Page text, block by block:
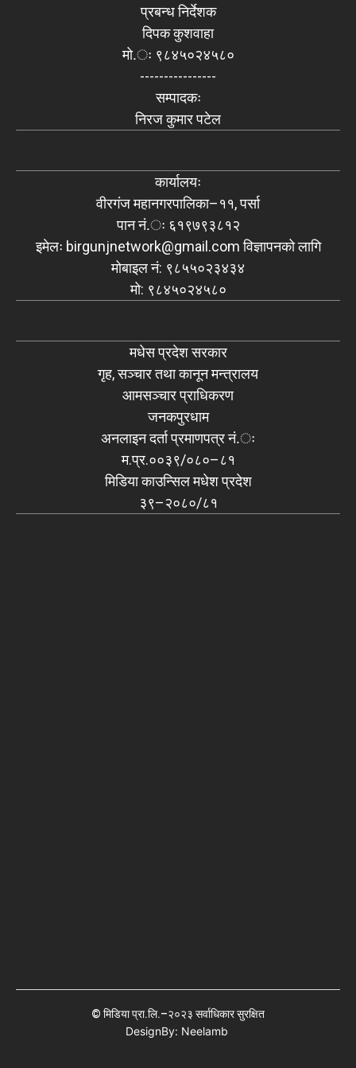
प्रबन्ध निर्देशक
दिपक कुशवाहा
मो.ः ९८४५०२४५८०
----------------
सम्पादकः
निरज कुमार पटेल
कार्यालयः
वीरगंज महानगरपालिका–११, पर्सा
पान नं.ः ६१९७९३८१२
इमेलः birgunjnetwork@gmail.comविज्ञापनको लागि
मोबाइल नं: ९८५५०२३४३४
मो: ९८४५०२४५८०
मधेस प्रदेश सरकार
गृह, सञ्चार तथा कानून मन्त्रालय
आमसञ्चार प्राधिकरण
जनकपुरधाम
अनलाइन दर्ता प्रमाणपत्र नं.ः
म.प्र.००३९/०८०–८१
मिडिया काउन्सिल मधेश प्रदेश
३९–२०८०/८१
© मिडिया प्रा.लि.–२०२३ सर्वाधिकार सुरक्षित
DesignBy: Neelamb